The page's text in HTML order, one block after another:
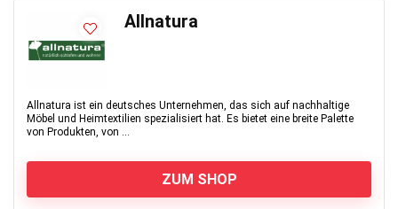
Allnatura
Allnatura ist ein deutsches Unternehmen, das sich auf nachhaltige
Möbel und Heimtextilien spezialisiert hat. Es bietet eine breite Palette
von Produkten, von ...
ZUM SHOP